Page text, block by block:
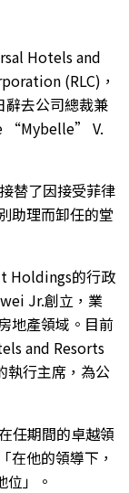
Hotels and
(RLC)，
去公司總裁兼
“Mybelle” V.
替了因接受菲律
助理而卸任的堂
Holdings的行政
Jr.創立，業
地產領域。目前
and Resorts
執行主席，為公
任期間的卓越領
在他的領導下，
位」。